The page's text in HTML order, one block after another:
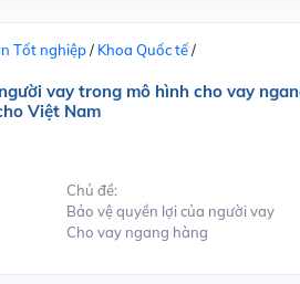
Tốt nghiệp/ Khoa Quốc tế/
vay trong mô hình cho vay
Việt Nam
Chủ đề:
Bảo vệ quyền lợi của người vay
Cho vay ngang hàng